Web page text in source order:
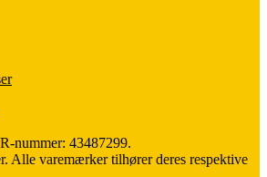
nummer: 43487299.
Alle varemærker tilhører deres respektive